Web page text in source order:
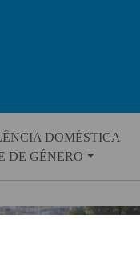
DOMÉSTICA
DE GÉNERO